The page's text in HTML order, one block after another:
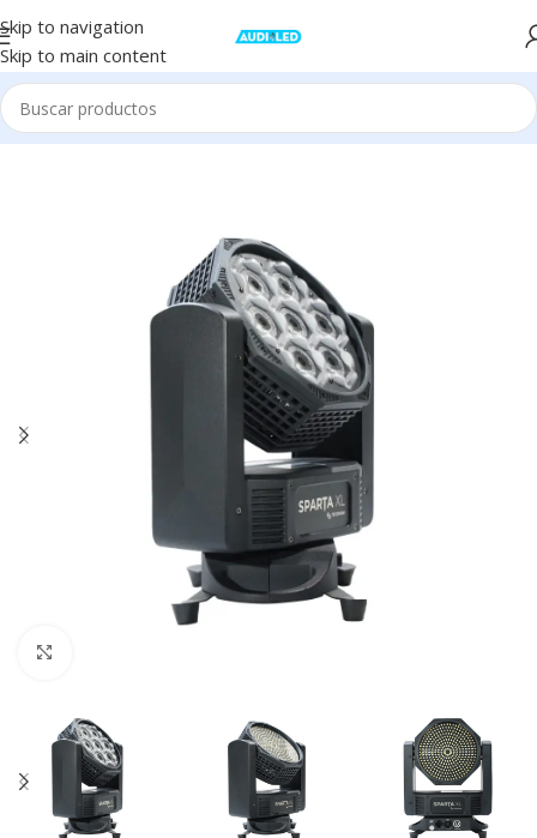
Skip to navigation
Skip to main content
Inicio Iluminación Cabezales Moviles Hibridos